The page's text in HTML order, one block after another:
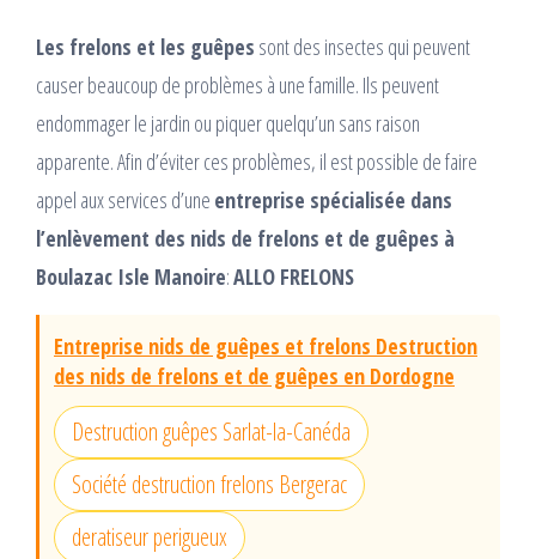
Les frelons et les guêpes sont des insectes qui peuvent
causer beaucoup de problèmes à une famille. Ils peuvent
endommager le jardin ou piquer quelqu’un sans raison
apparente. Afin d’éviter ces problèmes, il est possible de faire
appel aux services d’une entreprise spécialisée dans
l’enlèvement des nids de frelons et de guêpes à
Boulazac Isle Manoire:ALLO FRELONS
Entreprise nids de guêpes et frelons Destruction
des nids de frelons et de guêpes en Dordogne
Destruction guêpes Sarlat-la-Canéda
Société destruction frelons Bergerac
deratiseur perigueux